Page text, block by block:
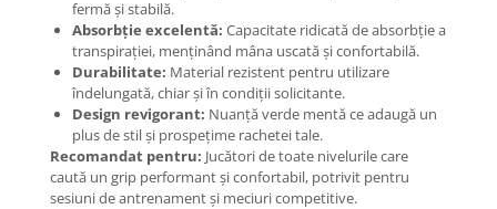
fermă și stabilă.
Absorbție excelentă: Capacitate ridicată de absorbție a
transpirației, menținând mâna uscată și confortabilă.
Durabilitate: Material rezistent pentru utilizare
îndelungată, chiar și în condiții solicitante.
Design revigorant: Nuanță verde mentă ce adaugă un
plus de stil și prospețime rachetei tale.
Recomandat pentru: Jucători de toate nivelurile care
caută un grip performant și confortabil, potrivit pentru
sesiuni de antrenament și meciuri competitive.